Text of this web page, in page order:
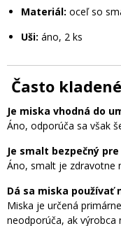
Materiál: oceľ so
Uši: áno, 2 ks
Často
Je miska vhodná do
Áno, odporúča sa však
Je smalt bezpečný
Áno, smalt je zdravotne
Dá sa miska používať
Miska je určená
neodporúča, ak výrobca